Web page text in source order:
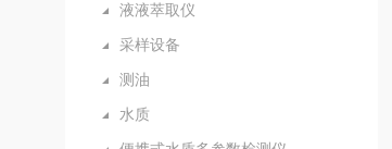
液液萃取仪
采样设备
测油
水质